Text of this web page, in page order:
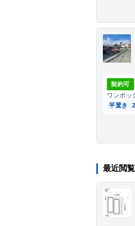
契約可
ワンボッ
平置き
最近閲